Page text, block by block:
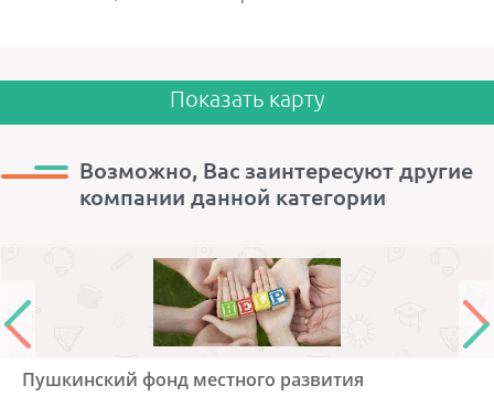
Показать карту
Возможно, Вас заинтересуют другие
компании данной категории
Пушкинский фонд местного развития